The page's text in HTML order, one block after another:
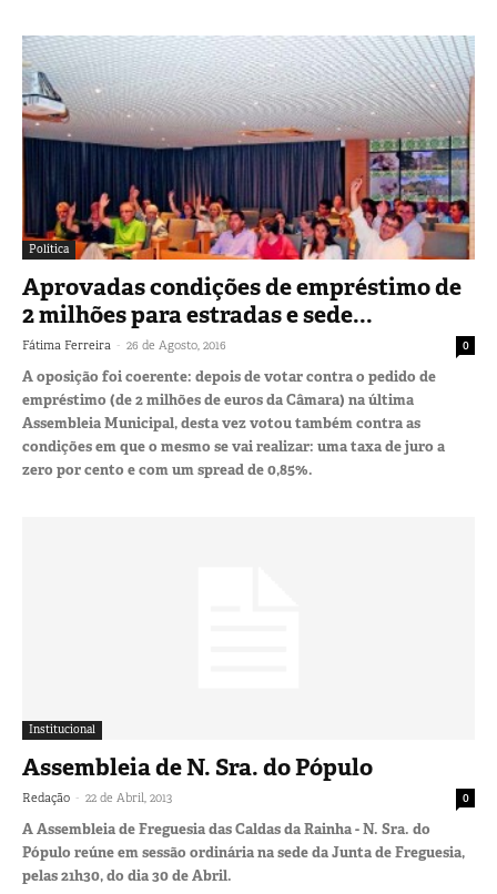
Política
Aprovadas condições de empréstimo de
2 milhões para estradas e sede...
Fátima Ferreira - 26 de Agosto, 2016 0
A oposição foi coerente: depois de votar contra o pedido de
empréstimo (de 2 milhões de euros da Câmara) na última
Assembleia Municipal, desta vez votou também contra as
condições em que o mesmo se vai realizar: uma taxa de juro a
zero por cento e com um spread de 0,85%.
Institucional
Assembleia de N. Sra. do Pópulo
Redação - 22 de Abril, 2013 0
A Assembleia de Freguesia das Caldas da Rainha - N. Sra. do
Pópulo reúne em sessão ordinária na sede da Junta de Freguesia,
pelas 21h30, do dia 30 de Abril.